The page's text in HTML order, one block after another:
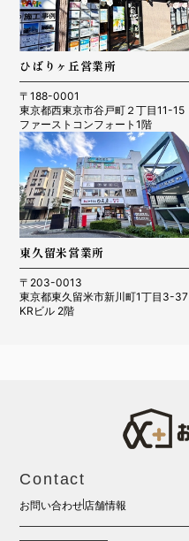
ひばりヶ丘営業所
〒188-0001
東京都西東京市谷戸町２丁目11-15
ファーストコンフォート1階
東久留米営業所
〒203-0013
東京都東久留米市新川町1丁目3-37
KRビル 2階
Contact
お問い合わせ 店舗情報